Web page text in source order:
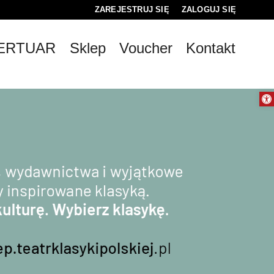
ZAREJESTRUJ SIĘ ZALOGUJ SIĘ
14
Sklep Voucher Kontakt